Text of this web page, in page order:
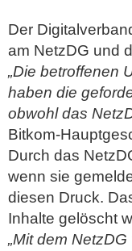
Der
am NetzDG und
„Die betroffenen
haben die
obwohl das
Bitkom-
Durch das
wenn sie
diesen Druck.
Inhalte gelöscht
„Mit dem